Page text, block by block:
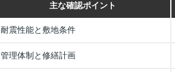
主な確認ポイント
耐震性能と敷地条件
管理体制と修繕計画